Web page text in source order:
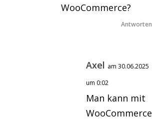
WooCommerce?
Antworten
Axel am 30.06.2025
um 0:02
Man kann mit
WooCommerce